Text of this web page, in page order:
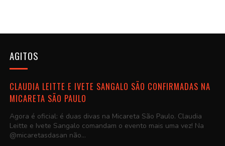
AGITOS
CLAUDIA LEITTE E IVETE SANGALO SÃO CONFIRMADAS NA
MICARETA SÃO PAULO
Agora é oficial: é duas divas na Micareta São Paulo. Claudia
Leitte e Ivete Sangalo comandam o evento mais uma vez! Na
@micaretasdasan não...